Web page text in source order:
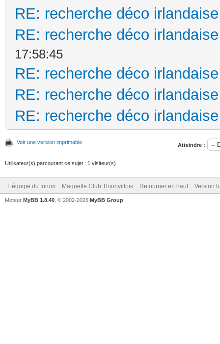
RE: recherche déco
RE: recherche déco
17:58:45
RE: recherche déco
RE: recherche déco
RE: recherche déco
Voir une version imprimable Atteindre :
Utilisateur(s) parcourant ce sujet : 1 visiteur(s)
L’équipe du forum Maquette Club Thionvillois Retourner en haut Version
Moteur MyBB 1.8.40 , © 2002-2026 MyBB Group